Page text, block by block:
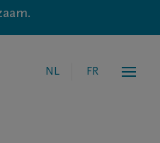
NL FR